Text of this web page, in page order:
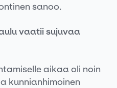
sanoo.
vaatii sujuvaa
aikaa oli noin
kunnianhimoinen